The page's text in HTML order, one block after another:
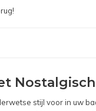
v.a. € 150,- (NL)
stijl voor in uw